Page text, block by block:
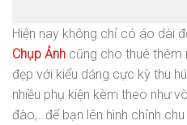
Hiện nay không chỉ có áo dài
Chụp Ảnh cũng cho thuê thêm
đẹp với kiểu dáng cực kỳ thu
nhiều phụ kiện kèm theo như
đào,…để bạn lên hình chỉnh chu